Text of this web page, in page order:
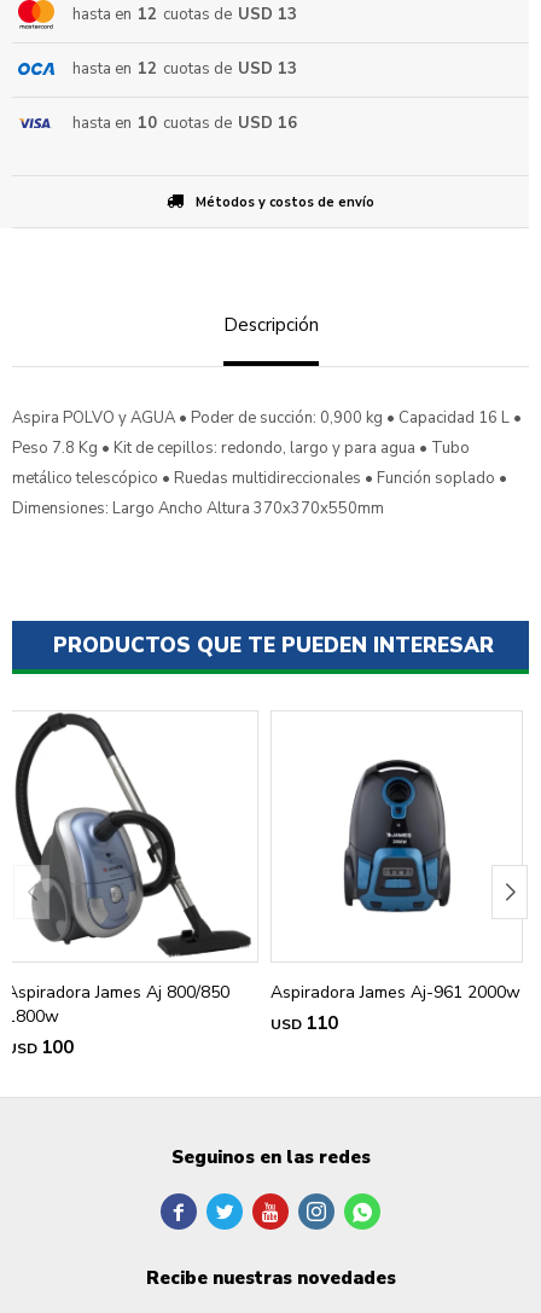
hasta en 12 cuotas de USD 13
hasta en 12 cuotas de USD 13
hasta en 10 cuotas de USD 16
Métodos y costos de envío
Descripción
Aspira POLVO y AGUA • Poder de succión: 0,900 kg • Capacidad 16 L •
Peso 7.8 Kg • Kit de cepillos: redondo, largo y para agua • Tubo
metálico telescópico • Ruedas multidireccionales • Función soplado •
Dimensiones: Largo Ancho Altura 370x370x550mm
PRODUCTOS QUE TE PUEDEN INTERESAR
Aspiradora James Aj 800/850
1800w
USD 100
Aspiradora James Aj-961 2000w
USD 110
Seguinos en las redes
    
Recibe nuestras novedades